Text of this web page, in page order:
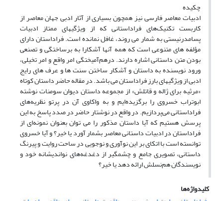
چکیده
ادبیات معاصر فارسی نیز همچون بسیاری از آثار ادبی جهان معاصر از
کاربست تکنیک‌های فراداستانی که از ویژگیهای ممتاز ادبیات
پسامدرنیستی به شمار می روند، غافل نمانده است. فراداستان دارای
مؤلفه های متنوعی است که همه آنها آشکارا به برساختگی و تصنعی
بودن متن داستانی اشاره دارند. درهم‌آمیختگی امر واقع و امر تخیلی،
ورود نویسنده به داستان و آشکار ساختن سنت ها و عرف های رایج
ادبی از ویژگیهای بارز فراداستان می باشد. در مقاله حاضر داستان کوتاه
«مرثیه برای ژاله و قاتلش» از مجموعه داستان دیوان سومنات نوشته
ابوتراب خسروی را برگزیده‌ایم و به واکاوی آن در پرتو نظریه‌های
فراداستانی می‌پردازیم. در واقع در نوشتار حاضر در صدد پاسخ به این
پرسش هستیم که آیا داستان مذکور را می توان بعنوان نمونه‌ای از
فراداستان در ادبیات داستانی معاصر بشمار آورد یا خیر؟ و آیا خسروی
توانسته است با اتکای بر این نوآوری و نوجویی در ساحت روایت و پیرنگ
داستانی، تصویری جامع و چشمگیر از دغدغه‌های نواندیشانه خود و
نویسندگان هم‌نسلش اراﺋﻪ دهد یا خیر؟
کلیدواژه‌ها